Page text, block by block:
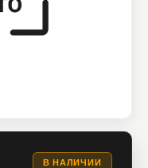
В НАЛИЧИИ